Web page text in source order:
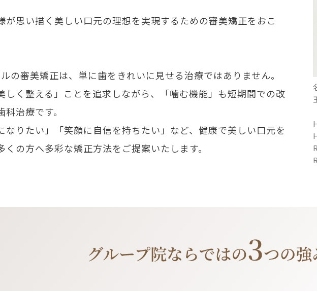
が思い描く美しい口元の理想を実現するための審美矯正をおこ
の審美矯正は、単に歯をきれいに見せる治療ではありません。
しく整える」ことを追求しながら、「噛む機能」も短期間での改
治療です。
なりたい」「笑顔に自信を持ちたい」など、健康で美しい口元を
くの方へ多彩な矯正方法をご提案いたします。